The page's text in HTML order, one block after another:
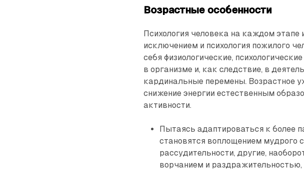
Возрастные особенности
Психология человека на каждом этапе
исключением и психология пожилого
себя физиологические,
в организме и, как следствие, в
кардинальные перемены. Возрастное
снижение энергии естественным
активности.
Пытаясь адаптироваться к более
становятся воплощением мудрого
рассудительности, другие,
ворчанием и